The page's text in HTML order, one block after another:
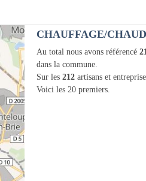
CHAUFFAGE/
Au total nous avons référencé
dans la commune.
Sur les 212 artisans et
Voici les 20 premiers.